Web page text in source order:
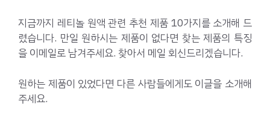
지금까지 레티놀 원액 관련 추천 제품 10가지를 소개해 드
렸습니다. 만일 원하시는 제품이 없다면 찾는 제품의 특징
을 이메일로 남겨주세요. 찾아서 메일 회신드리겠습니다.
원하는 제품이 있었다면 다른 사람들에게도 이글을 소개해
주세요.